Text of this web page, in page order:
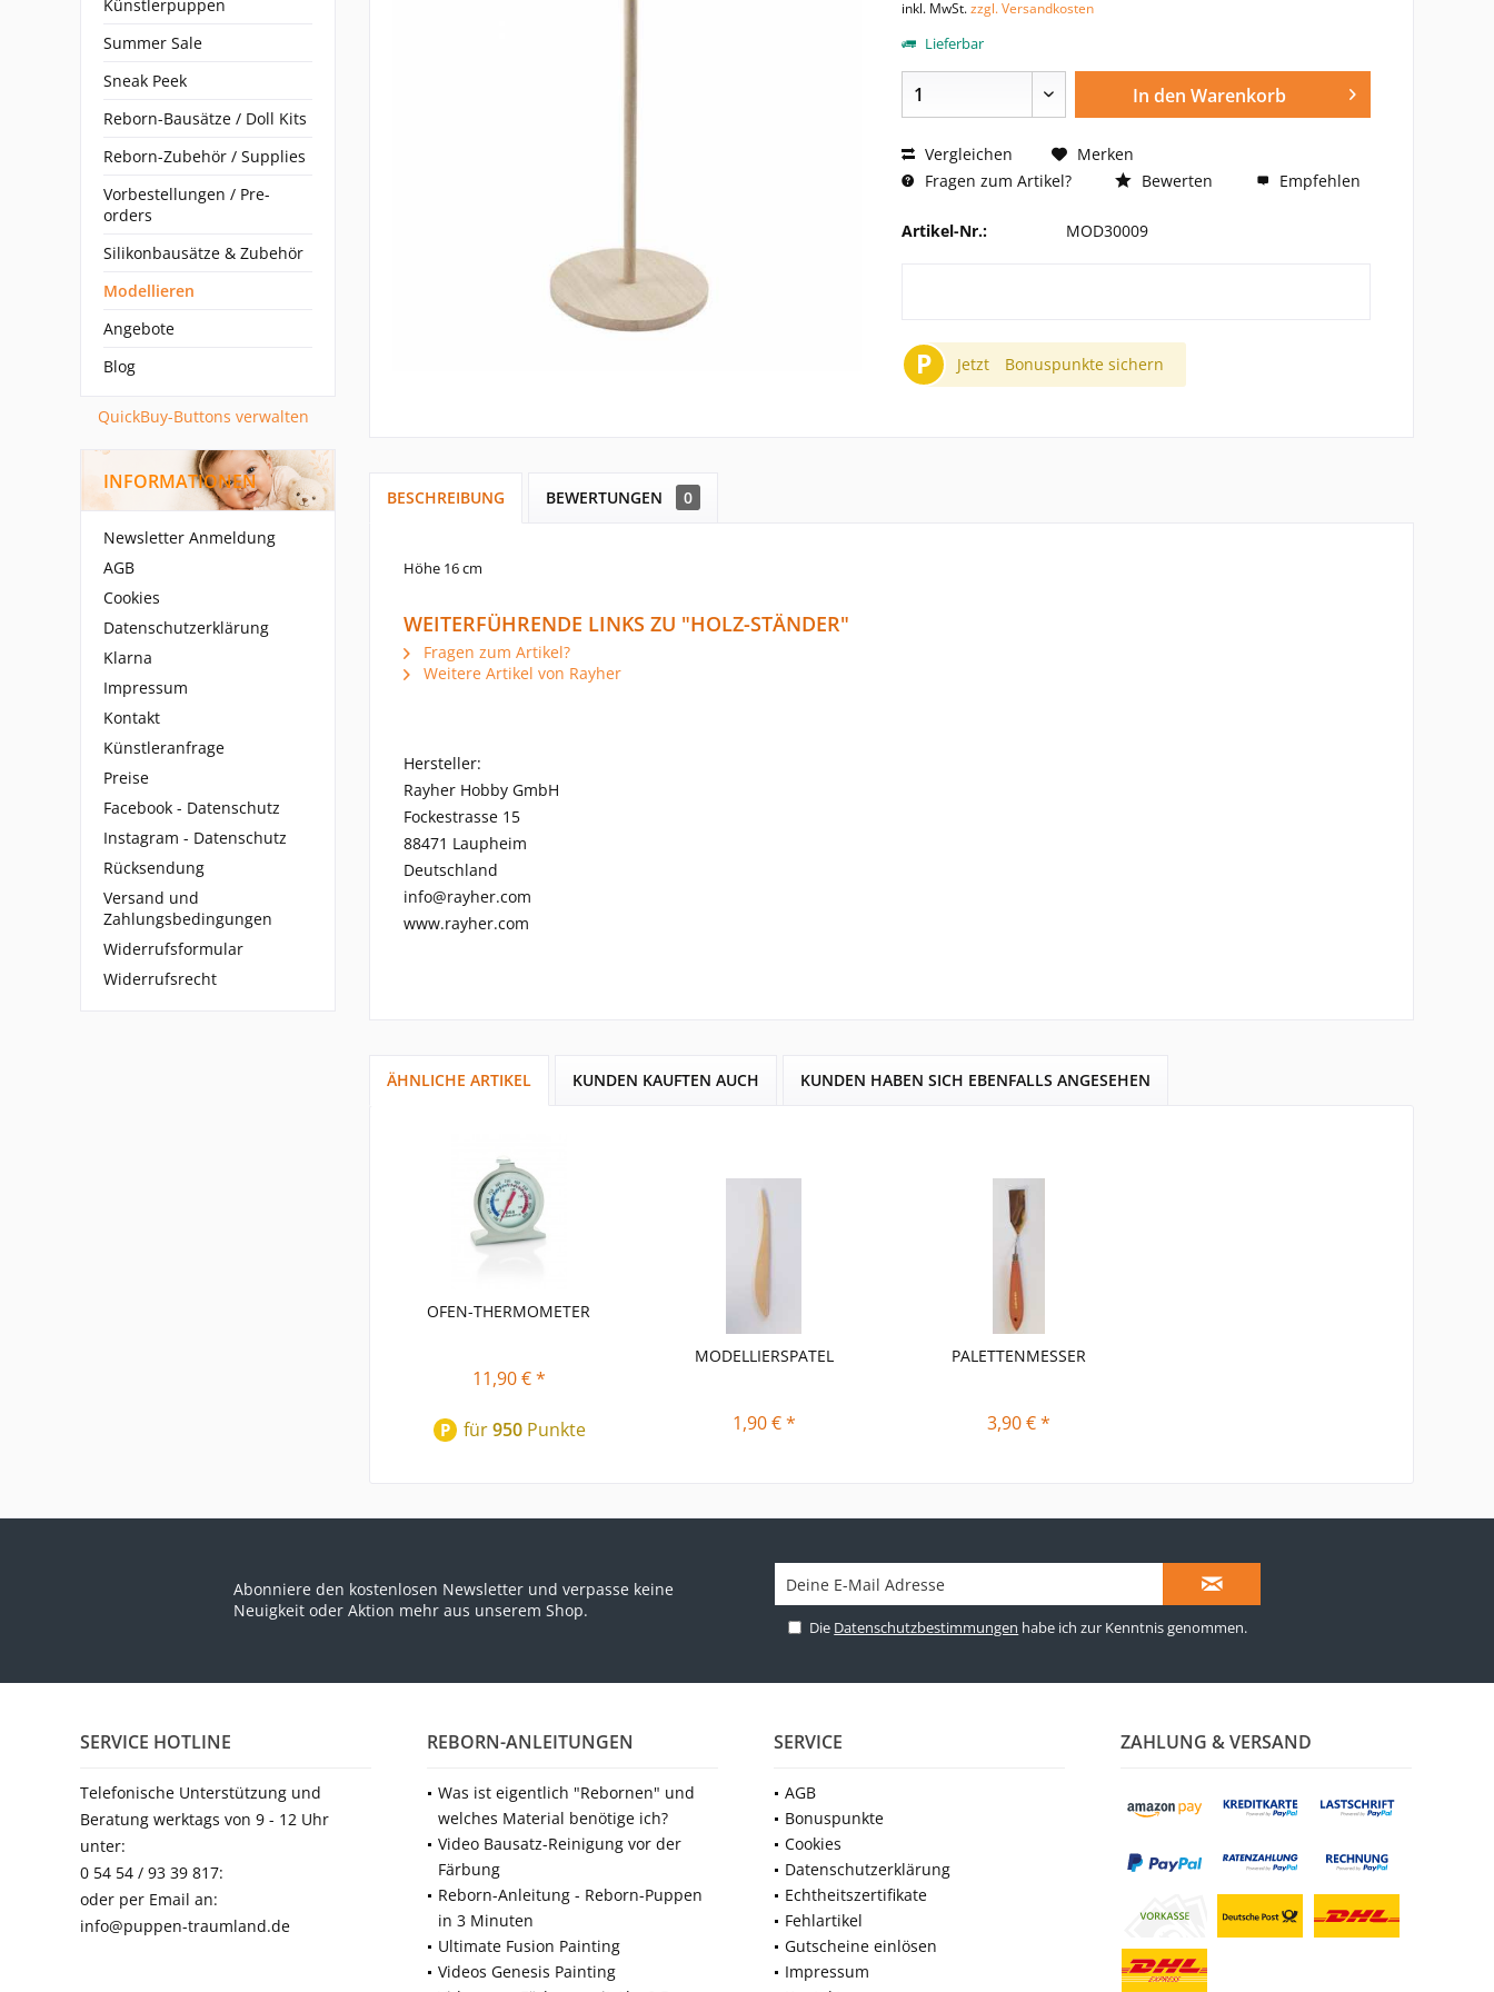
Künstlerpuppen
Summer Sale
Sneak Peek
Reborn-Bausätze / Doll Kits
Reborn-Zubehör / Supplies
Vorbestellungen / Pre-
orders
Silikonbausätze & Zubehör
Modellieren
Angebote
Blog
QuickBuy-Buttons verwalten
INFORMATIONEN
Newsletter Anmeldung
AGB
Cookies
Datenschutzerklärung
Klarna
Impressum
Kontakt
Künstleranfrage
Preise
Facebook - Datenschutz
Instagram - Datenschutz
Rücksendung
Versand und
Zahlungsbedingungen
Widerrufsformular
Widerrufsrecht
inkl. MwSt.zzgl. Versandkosten
Lieferbar
In den Warenkorb
Vergleichen
Merken
Fragen zum Artikel?
Bewerten Empfehlen
Artikel-Nr.: MOD30009
P Jetzt Bonuspunkte sichern
BESCHREIBUNG BEWERTUNGEN 0
Höhe 16 cm
WEITERFÜHRENDE LINKS ZU "HOLZ-STÄNDER"
Fragen zum Artikel?
Weitere Artikel von Rayher
Hersteller:
Rayher Hobby GmbH
Fockestrasse 15
88471 Laupheim
Deutschland
info@rayher.com
www.rayher.com
ÄHNLICHE ARTIKEL KUNDEN KAUFTEN AUCH KUNDEN HABEN SICH EBENFALLS ANGESEHEN
OFEN-THERMOMETER
11,90 € *
P für950 Punkte
MODELLIERSPATEL
1,90 € *
PALETTENMESSER
3,90 € *
Abonniere den kostenlosen Newsletter und verpasse keine
Neuigkeit oder Aktion mehr aus unserem Shop.
Die Datenschutzbestimmungen habe ich zur Kenntnis genommen.
SERVICE HOTLINE
Telefonische Unterstützung und
Beratung werktags von 9 - 12 Uhr
unter:
0 54 54 / 93 39 817:
oder per Email an:
info@puppen-traumland.de
REBORN-ANLEITUNGEN
Was ist eigentlich "Rebornen" und
welches Material benötige ich?
Video Bausatz-Reinigung vor der
Färbung
Reborn-Anleitung - Reborn-Puppen
in 3 Minuten
Ultimate Fusion Painting
Videos Genesis Painting
SERVICE
AGB
Bonuspunkte
Cookies
Datenschutzerklärung
Echtheitszertifikate
Fehlartikel
Gutscheine einlösen
Impressum
ZAHLUNG & VERSAND